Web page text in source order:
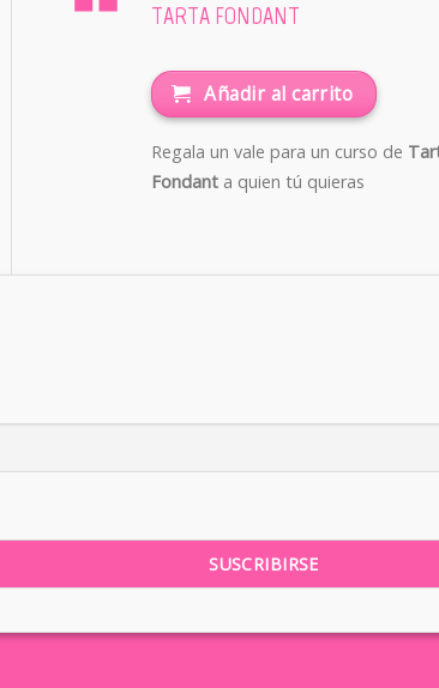
TARTA FONDANT
Añadir al carrito
Regala un vale para un curso de
Fondant a quien tú quieras